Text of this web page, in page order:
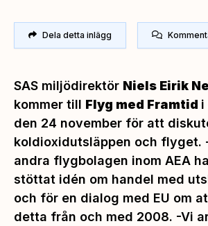
Dela detta inlägg
SAS miljödirektör Niels Eirik
kommer till Flyg med Framtid i
den 24 november för att
koldioxidutsläppen och flyget.
andra flygbolagen inom AEA
stöttat idén om handel med
och för en dialog med EU om
detta från och med 2008. -Vi